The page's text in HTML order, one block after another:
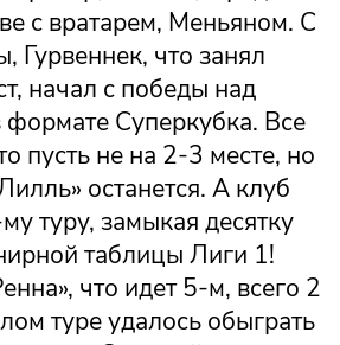
с вратарем, Меньяном. С
Гурвеннек, что занял
начал с победы над
Суперкубка. Все
пусть не на 2-3 месте, но
останется. А клуб
туру, замыкая десятку
таблицы Лиги 1!
что идет 5-м, всего 2
туре удалось обыграть